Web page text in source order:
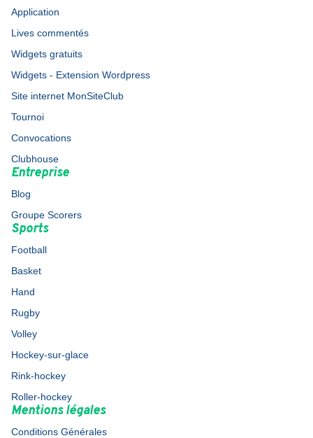
Application
Lives commentés
Widgets gratuits
Widgets - Extension Wordpress
Site internet MonSiteClub
Tournoi
Convocations
Clubhouse
Entreprise
Blog
Groupe Scorers
Sports
Football
Basket
Hand
Rugby
Volley
Hockey-sur-glace
Rink-hockey
Roller-hockey
Mentions légales
Conditions Générales